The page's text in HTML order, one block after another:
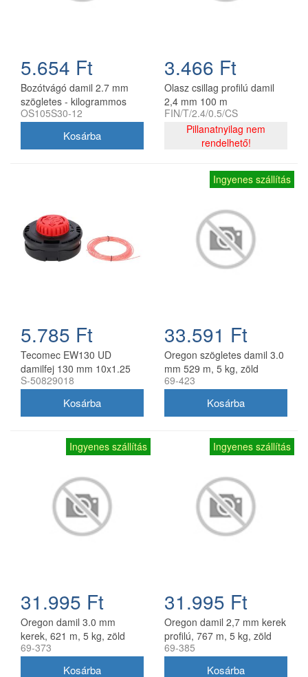
5.654 Ft
Bozótvágó damil 2.7 mm
szögletes - kilogrammos
kiszerelés
OS105S30-12
3.466 Ft
Olasz csillag profilú damil
2,4 mm 100 m
FIN/T/2.4/0.5/CS
Pillanatnyilag nem
rendelhető!
5.785 Ft
Tecomec EW130 UD
damilfej 130 mm 10x1.25
balos belső menettel
S-50829018
Ingyenes szállítás
33.591 Ft
Oregon szögletes damil 3.0
mm 529 m, 5 kg, zöld
69-423
Ingyenes szállítás
31.995 Ft
Oregon damil 3.0 mm
kerek, 621 m, 5 kg, zöld
69-373
Ingyenes szállítás
31.995 Ft
Oregon damil 2,7 mm kerek
profilú, 767 m, 5 kg, zöld
69-385